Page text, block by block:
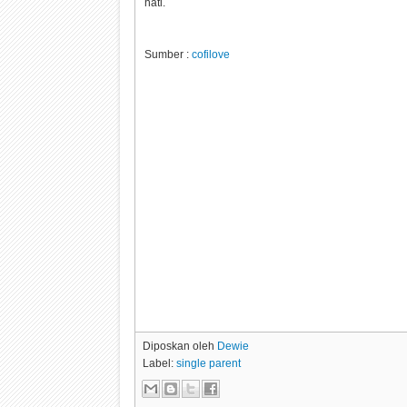
hati.
Sumber :cofilove
Diposkan oleh Dewie
Label:single parent